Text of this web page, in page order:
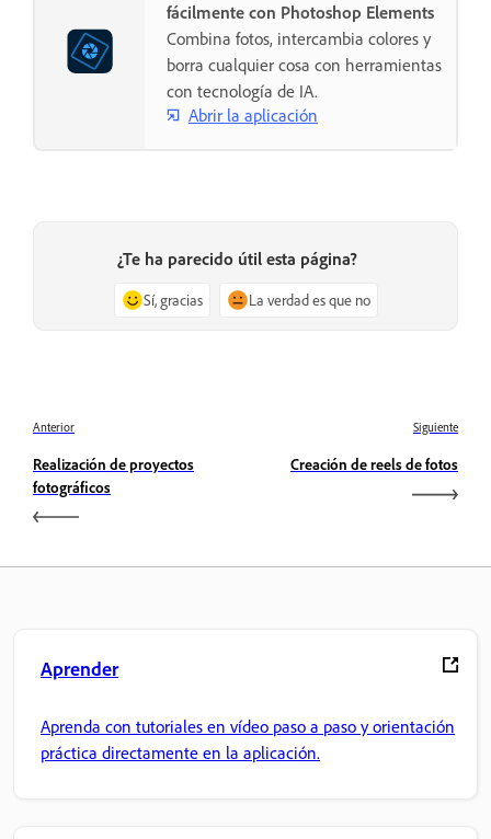
fácilmente con Photoshop Elements
Combina fotos, intercambia colores y
borra cualquier cosa con herramientas
con tecnología de IA.
Abrir la aplicación
¿Te ha parecido útil esta página?
Sí, gracias La verdad es que no
Anterior
Realización de proyectos
fotográficos
Siguiente
Creación de reels de fotos
Aprender
Aprenda con tutoriales en vídeo paso a paso y orientación
práctica directamente en la aplicación.